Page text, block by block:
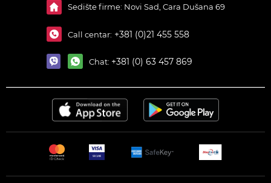
Sedište firme: Novi Sad, Cara Dušana 69
Call centar: +381 (0)21 455 558
Chat: +381 (0) 63 457 869